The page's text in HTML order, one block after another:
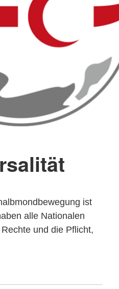
ist
alle Nationalen
und die Pflicht,